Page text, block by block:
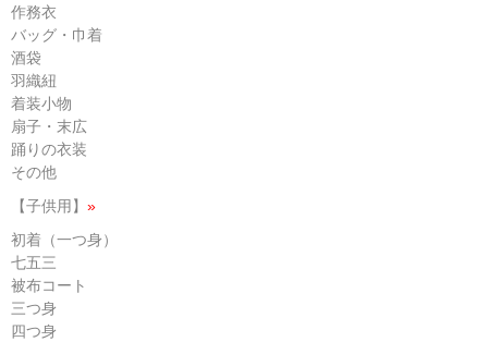
作務衣
バッグ・巾着
酒袋
羽織紐
着装小物
扇子・末広
踊りの衣装
その他
【子供用】 »
初着（一つ身）
七五三
被布コート
三つ身
四つ身